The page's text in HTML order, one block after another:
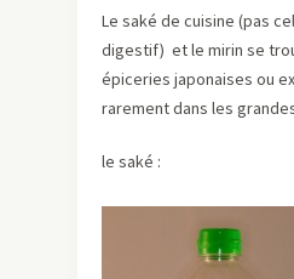
Le saké de cuisine (pas
digestif) et le mirin se
épiceries japonaises ou
rarement dans les
le saké :